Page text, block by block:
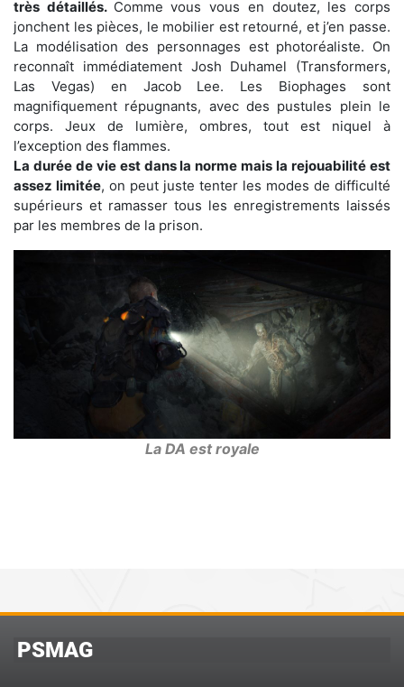
très détaillés. Comme vous vous en doutez, les corps
jonchent les pièces, le mobilier est retourné, et j’en passe.
La modélisation des personnages est photoréaliste. On
reconnaît immédiatement Josh Duhamel (Transformers,
Las Vegas) en Jacob Lee. Les Biophages sont
magnifiquement répugnants, avec des pustules plein le
corps. Jeux de lumière, ombres, tout est niquel à
l’exception des flammes.
La durée de vie est dans la norme mais la rejouabilité est
assez limitée, on peut juste tenter les modes de difficulté
supérieurs et ramasser tous les enregistrements laissés
par les membres de la prison.
La DA est royale
PSMAG